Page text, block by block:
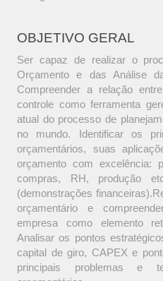
OBJETIVO GERAL
Ser capaz de realizar o
Orçamento e das Análise
Compreender a relação
controle como ferramenta
atual do processo de
no mundo. Identificar os
orçamentários, suas
orçamento com excelência:
compras, RH, produção
(demonstrações
orçamentário e
empresa como elemento
Analisar os pontos
capital de giro, CAPEX e
principais problemas e